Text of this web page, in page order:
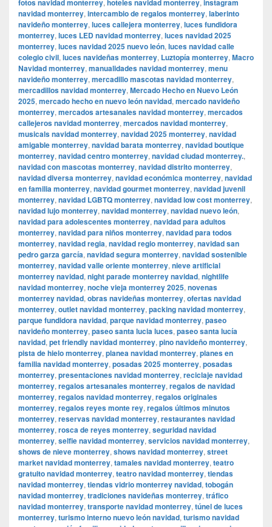
fotos navidad monterrey hoteles navidad monterrey instagram
navidad monterrey, intercambio de regalos monterrey, laberinto
navideño monterrey, luces callejera monterrey, luces fundidora
monterrey, luces LED navidad monterrey, luces navidad 2025
monterrey, luces navidad 2025 nuevo león, luces navidad calle
colegio civil, luces navideñas monterrey, Luztopía monterrey, Macro
Navidad monterrey, manualidades navidad monterrey, menu
navideño monterrey, mercadillo mascotas navidad monterrey,
mercadillos navidad monterrey, Mercado Hecho en Nuevo León
2025, mercado hecho en nuevo león navidad, mercado navideño
monterrey, mercados artesanales navidad monterrey, mercados
callejeros navidad monterrey, mercados navidad monterrey,
musicals navidad monterrey, navidad 2025 monterrey, navidad
amigable monterrey, navidad barata monterrey, navidad boutique
monterrey, navidad centro monterrey, navidad ciudad monterrey.,
navidad con mascotas monterrey, navidad distrito monterrey,
navidad diversa monterrey, navidad económica monterrey, navidad
en familia monterrey, navidad gourmet monterrey, navidad juvenil
monterrey, navidad LGBTQ monterrey, navidad low cost monterrey,
navidad lujo monterrey, navidad monterrey, navidad nuevo león,
navidad para adolescentes monterrey, navidad para adultos
monterrey, navidad para niños monterrey, navidad para todos
monterrey, navidad regia, navidad regio monterrey, navidad san
pedro garza garcía, navidad segura monterrey, navidad sostenible
monterrey, navidad valle oriente monterrey, nieve artificial
monterrey navidad, night parade monterrey navidad, nightlife
navidad monterrey, noche vieja monterrey 2025, novenas
monterrey navidad, obras navideñas monterrey, ofertas navidad
monterrey, outlet navidad monterrey, packing navidad monterrey,
parque fundidora navidad, parque navidad monterrey, paseo
navideño monterrey, paseo santa lucia luces, paseo santa lucía
navidad, pet friendly navidad monterrey, pino navideño monterrey,
pista de hielo monterrey, planea navidad monterrey, planes en
familia navidad monterrey, posadas 2025 monterrey, posadas
monterrey, presentaciones navidad monterrey, reciclaje navidad
monterrey, regalos artesanales monterrey, regalos de navidad
monterrey, regalos navidad monterrey, regalos originales
monterrey, regalos reyes monte rey, regalos últimos minutos
monterrey, reservas navidad monterrey, restaurantes navidad
monterrey, rosca de reyes monterrey, seguridad navidad
monterrey, selfie navidad monterrey, servicios navidad monterrey,
shows de nieve monterrey, shows navidad monterrey, street
market navidad monterrey, tamales navidad monterrey, teatro
gratuito navidad monterrey, teatro navidad monterrey, tiendas
navidad monterrey, tiendas vidrio monterrey navidad, tobogán
navidad monterrey, tradiciones navideñas monterrey, tráfico
navidad monterrey, transporte navidad monterrey, túnel de luces
monterrey, turismo interno nuevo león navidad, turismo navidad